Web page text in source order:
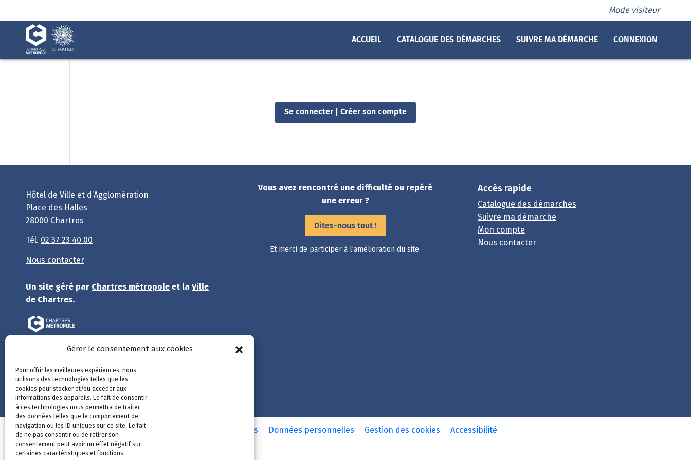
chat
Mode visiteur
ACCUEIL CATALOGUE DES DÉMARCHES SUIVRE MA DÉMARCHE CONNEXION
Connexion - Mes Démarches de Chartres métropole et de la Ville de
Se connecter | Créer son compte
Hôtel de Ville et d’Agglomération
Place des Halles
28000 Chartres
Tél. 02 37 23 40 00
Nous contacter
Un site géré par Chartres métropole et la Ville
de Chartres.
Open CRMv2.3, une solution open source
Lanteas
Vous avez rencontré une difficulté ou repéré
une erreur ?
Dites-nous tout !
Et merci de participer à l’amélioration du site.
Accès rapide
Catalogue des démarches
Suivre ma démarche
Mon compte
Nous contacter
Mentions légales Données personnelles Gestion des cookies Accessibilité
Gérer le consentement aux cookies
Pour offrir les meilleures expériences, nous
utilisons des technologies telles que les
cookies pour stocker et/ou accéder aux
informations des appareils. Le fait de consentir
à ces technologies nous permettra de traiter
des données telles que le comportement de
navigation ou les ID uniques sur ce site. Le fait
de ne pas consentir ou de retirer son
consentement peut avoir un effet négatif sur
certaines caractéristiques et fonctions.